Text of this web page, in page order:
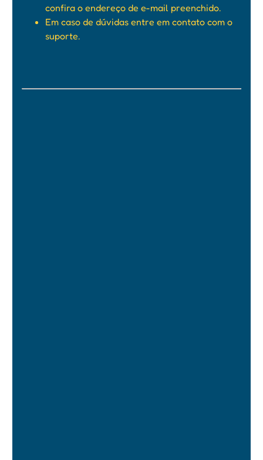
confira o endereço de e-mail preenchido.
Em caso de dúvidas entre em contato com o
suporte.